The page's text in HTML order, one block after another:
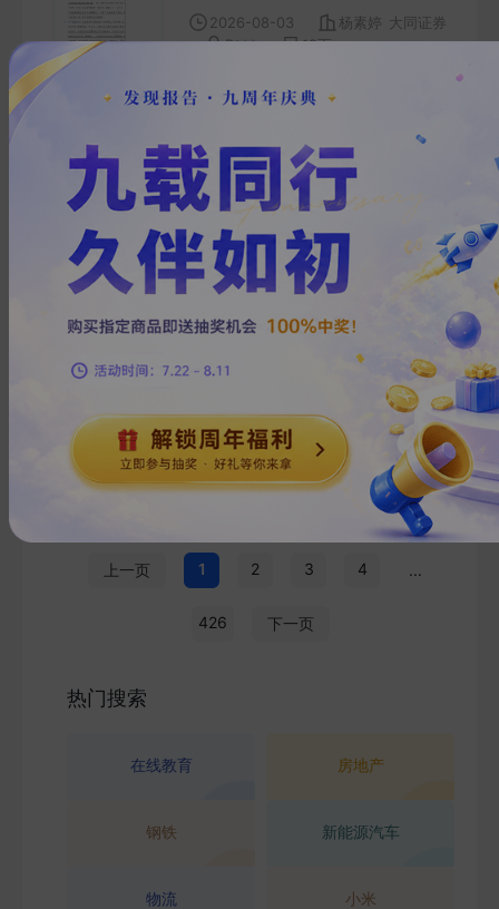
2026-08-03 杨素婷 大同证券
B***
12页
市场日报：三大指数再度回落
两市量能不足两万亿
2026-08-02 景剑文
大同证券
G***
市场日报：三大指数收红 量能
持续拉升
2026-07-30
大同证券
玉***
页
上一页 1 2 3 4 ...
426 下一页
热门搜索
在线教育 房地产
钢铁 新能源汽车
物流 小米